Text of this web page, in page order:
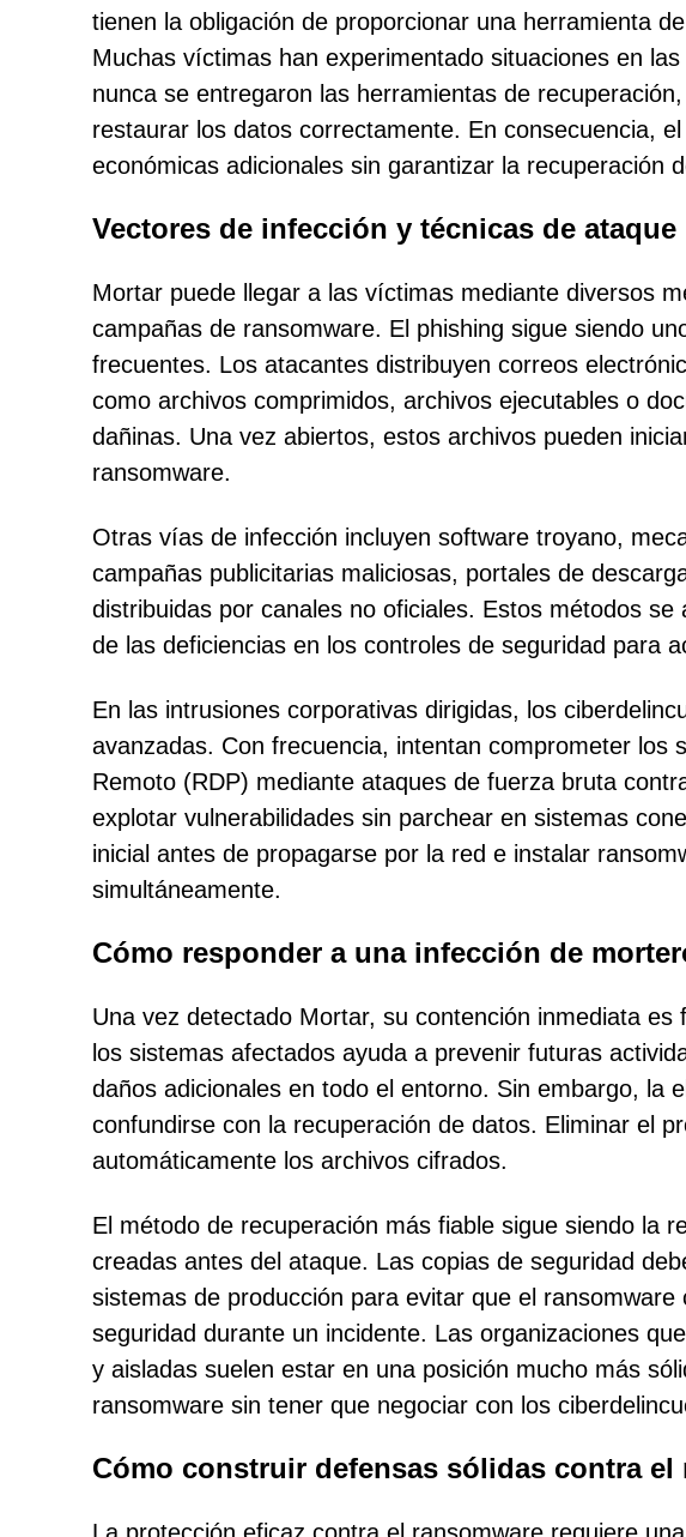
tienen la obligación de proporcionar una herramienta
Muchas víctimas han experimentado situaciones en
nunca se entregaron las herramientas de
restaurar los datos correctamente. En consecuencia,
económicas adicionales sin garantizar la recuperación
Vectores de infección y técnicas de ataque
Mortar puede llegar a las víctimas mediante diversos
campañas de ransomware. El phishing sigue siendo
frecuentes. Los atacantes distribuyen correos
como archivos comprimidos, archivos ejecutables o
dañinas. Una vez abiertos, estos archivos pueden
ransomware.
Otras vías de infección incluyen software troyano,
campañas publicitarias maliciosas, portales de
distribuidas por canales no oficiales. Estos métodos
de las deficiencias en los controles de seguridad para
En las intrusiones corporativas dirigidas, los
avanzadas. Con frecuencia, intentan comprometer los
Remoto (RDP) mediante ataques de fuerza bruta
explotar vulnerabilidades sin parchear en sistemas
inicial antes de propagarse por la red e instalar
simultáneamente.
Cómo responder a una infección de
Una vez detectado Mortar, su contención inmediata
los sistemas afectados ayuda a prevenir futuras
daños adicionales en todo el entorno. Sin embargo, la
confundirse con la recuperación de datos. Eliminar el
automáticamente los archivos cifrados.
El método de recuperación más fiable sigue siendo la
creadas antes del ataque. Las copias de seguridad
sistemas de producción para evitar que el
seguridad durante un incidente. Las organizaciones
y aisladas suelen estar en una posición mucho más
ransomware sin tener que negociar con los
Cómo construir defensas sólidas contra el